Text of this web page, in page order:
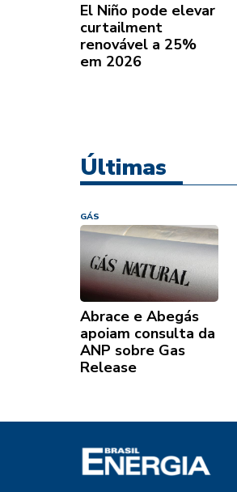
El Niño pode elevar
curtailment
renovável a 25%
em 2026
Últimas
GÁS
Abrace e Abegás
apoiam consulta da
ANP sobre Gas
Release